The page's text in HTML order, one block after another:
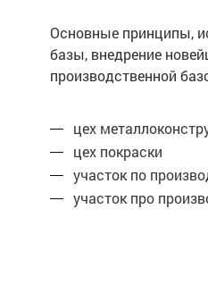
Основные принципы,
базы, внедрение
производственной
цех
цех покраски
участок по
участок про